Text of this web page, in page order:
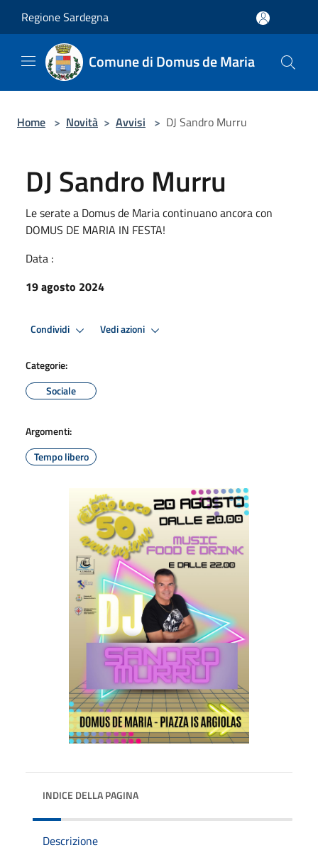
Regione Sardegna
Comune di Domus de Maria
Home > Novità > Avvisi > DJ Sandro Murru
DJ Sandro Murru
Le serate a Domus de Maria continuano ancora con
DOMUS DE MARIA IN FESTA!
Data :
19 agosto 2024
Condividi Vedi azioni
Categorie:
Sociale
Argomenti:
Tempo libero
INDICE DELLA PAGINA
Descrizione